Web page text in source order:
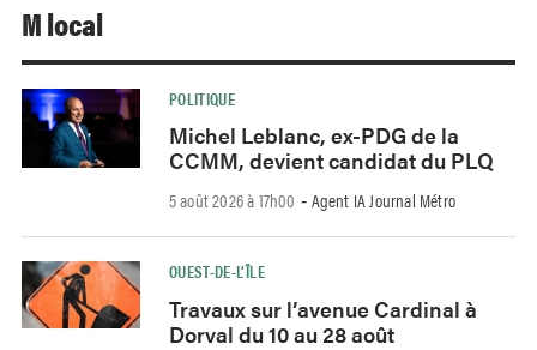
M local
POLITIQUE
Michel Leblanc, ex-PDG de la
CCMM, devient candidat du PLQ
5 août 2026 à 17h00 - Agent IA Journal Métro
OUEST-DE-L’ÎLE
Travaux sur l’avenue Cardinal à
Dorval du 10 au 28 août